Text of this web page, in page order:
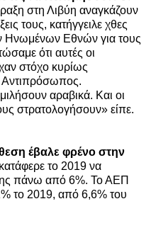
στη Λιβύη αναγκάζουν
τους, κατήγγειλε χθες
Ηνωμένων Εθνών για τους
ότι αυτές οι
στόχο κυρίως
Αντιπρόσωπος.
αραβικά. Και οι
στρατολογήσουν» είπε.
έβαλε φρένο στην
το 2019 να
πάνω από 6%. Το ΑΕΠ
το 2019, από 6,6% του